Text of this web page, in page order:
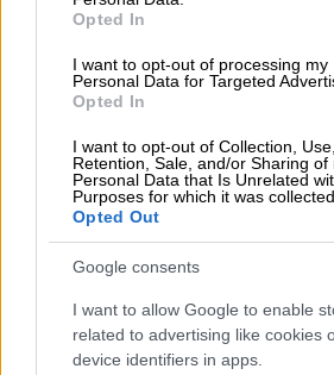
Opted In
I want to opt-out of processing my
Personal Data for Targeted
Opted In
I want to opt-out of Collection, Use,
Retention, Sale, and/or Sharing of
Personal Data that Is Unrelated
Purposes for which it was collected.
Opted Out
Google consents
I want to allow Google to enable
related to advertising like cookies
device identifiers in apps.
«Όταν πέρασαοι μπάρες
Δεν μπορεί ένα όχημα 17
κατεβασμένες μπάρες ,
διαλύσει όλα. Περίμενα να
εργοστάσιο και προχωρούσα
τελείωμα άκουσα έναν
ταρακουνήθηκα ολόκληρος.
από τον καθρέφτη. Οι
κατέβηκαν. Θα ήμουν
έβρισκε το τρένο πιο